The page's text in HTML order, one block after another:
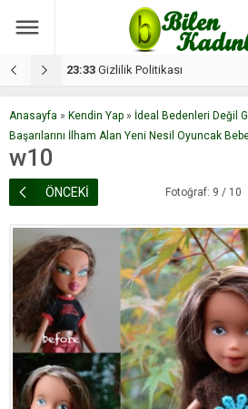
17:08 Dilan, düğününe 5 gün kala
Anasayfa » Kendin Yap » İdeal Bedenleri Değil
Başarılarını İlham Alan Yeni Nesil Oyuncak
w10
ÖNCEKİ Fotoğraf: 9 / 10